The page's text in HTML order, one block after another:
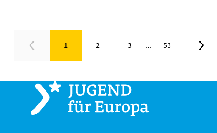
Zurück 1 2 3 … 53